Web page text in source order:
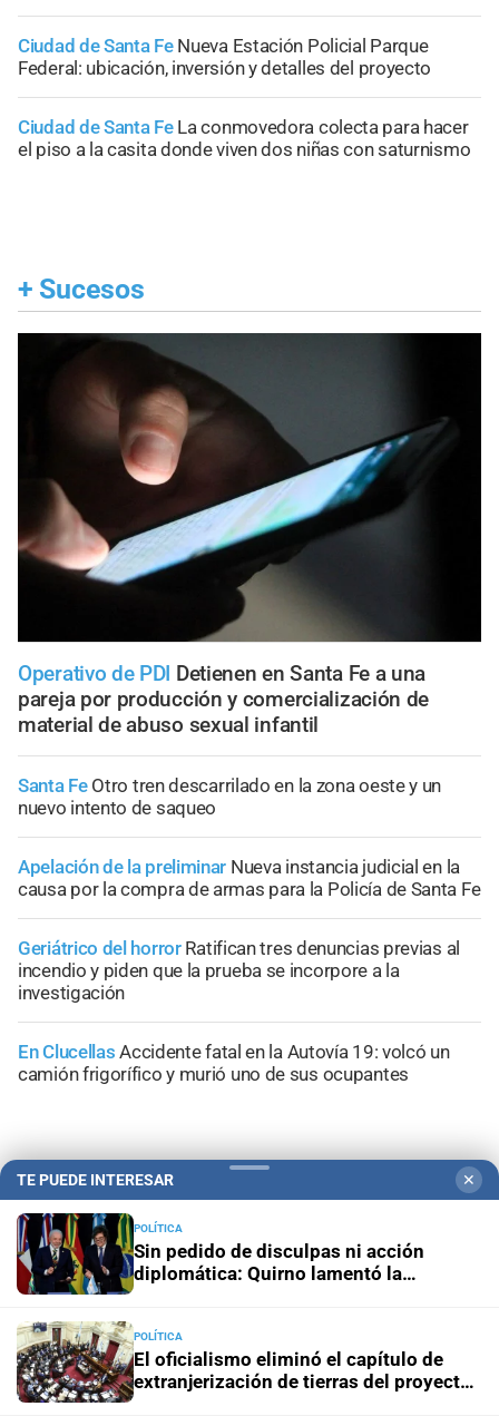
Ciudad de Santa Fe Nueva Estación Policial Parque
Federal: ubicación, inversión y detalles del proyecto
Ciudad de Santa Fe La conmovedora colecta para hacer
el piso a la casita donde viven dos niñas con saturnismo
+ Sucesos
Operativo de PDI Detienen en Santa Fe a una
pareja por producción y comercialización de
material de abuso sexual infantil
Santa Fe Otro tren descarrilado en la zona oeste y un
nuevo intento de saqueo
Apelación de la preliminar Nueva instancia judicial en la
causa por la compra de armas para la Policía de Santa Fe
Geriátrico del horror Ratifican tres denuncias previas al
incendio y piden que la prueba se incorpore a la
investigación
En Clucellas Accidente fatal en la Autovía 19: volcó un
camión frigorífico y murió uno de sus ocupantes
+Información General
TE PUEDE INTERESAR ✕
POLÍTICA
Sin pedido de disculpas ni acción
diplomática: Quirno lamentó la
POLÍTICA
El oficialismo eliminó el capítulo de
extranjerización de tierras del proyecto